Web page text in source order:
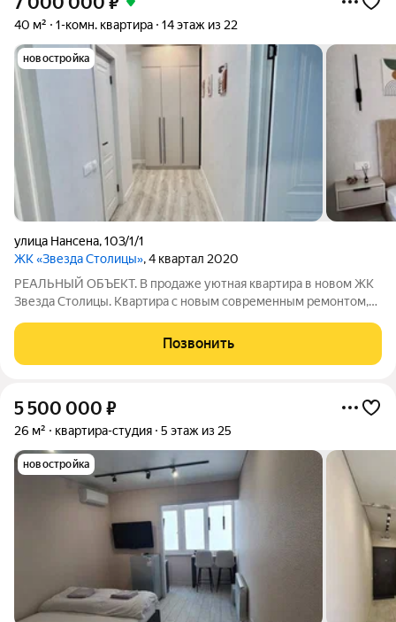
40 м² 1-комн. квартира 14 этаж из 22
новостройка
улица Нансена,103/1/1
ЖК «Звезда Столицы», 4 квартал 2020
РЕАЛЬНЫЙ ОБЪЕКТ. В продаже уютная квартира в новом ЖК
Звезда Столицы. Квартира с новым современным ремонтом,
паркинг. Рядом крупнейшие ВУЗы города ДГТУ, РГУПС, и
другие учебные заведения. Практически
Позвонить
5 500 000 ₽
26 м² квартира-студия 5 этаж из 25
новостройка